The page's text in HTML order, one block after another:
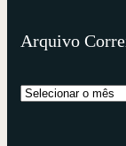
Arquivo